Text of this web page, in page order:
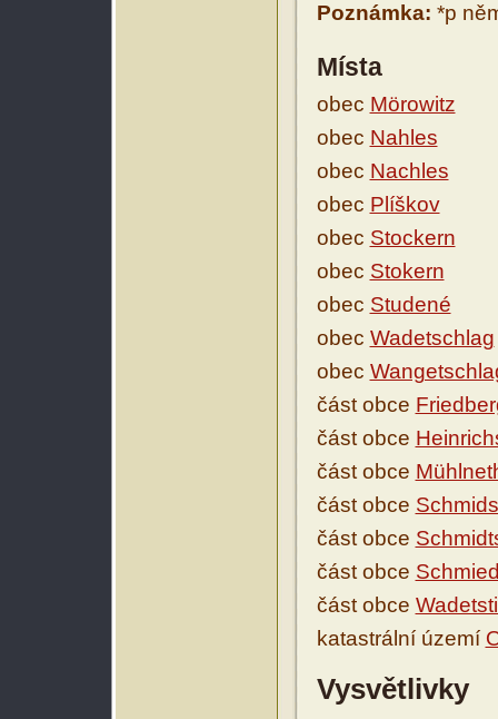
Poznámka: *p
Místa
obec Mörowitz
obec Nahles
obec Nachles
obec Plíškov
obec Stockern
obec Stokern
obec Studené
obec Wadetschlag
obec
část obce
část obce
část obce
část obce
část obce
část obce
část obce
katastrální území
Vysvětlivky